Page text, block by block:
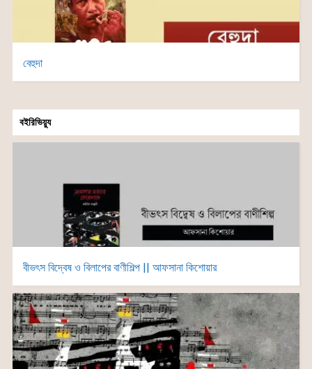
বেহুদা
বইরিভিয়্যু
বীভৎস বিদ্বেষ ও বিলাপের বাণীশিল্প || আফসানা কিশোয়ার